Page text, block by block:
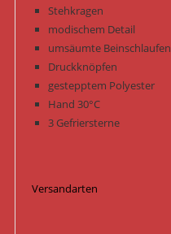
Stehkragen
modischem Detail
umsäumte Beinschlaufen
Druckknöpfen
gestepptem Polyester
Hand 30°C
3 Gefriersterne
Versandarten